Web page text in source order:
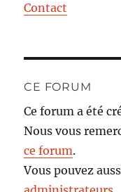
Contact
CE FORUM
Ce forum a été
Nous vous
ce forum.
Vous pouvez